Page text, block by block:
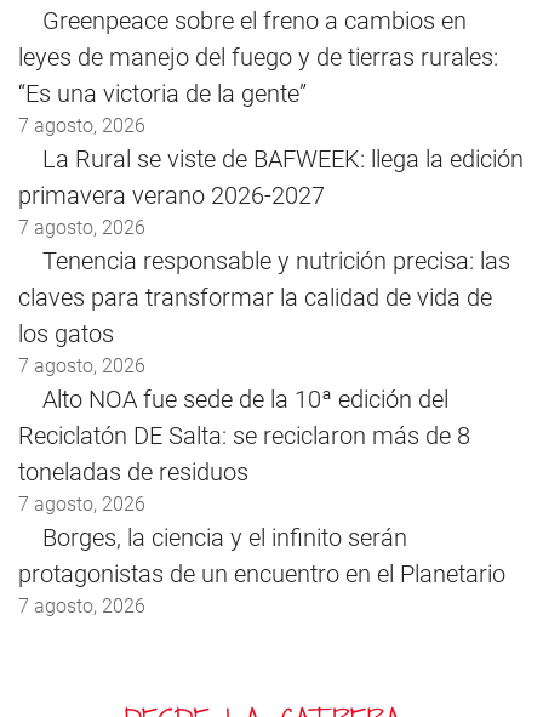
Greenpeace sobre el freno a cambios en
leyes de manejo del fuego y de tierras rurales:
“Es una victoria de la gente”
7 agosto, 2026
La Rural se viste de BAFWEEK: llega la edición
primavera verano 2026-2027
7 agosto, 2026
Tenencia responsable y nutrición precisa: las
claves para transformar la calidad de vida de
los gatos
7 agosto, 2026
Alto NOA fue sede de la 10ª edición del
Reciclatón DE Salta: se reciclaron más de 8
toneladas de residuos
7 agosto, 2026
Borges, la ciencia y el infinito serán
protagonistas de un encuentro en el Planetario
7 agosto, 2026